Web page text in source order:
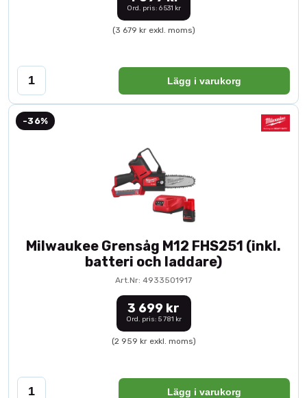
Ord. pris: 6 531 kr
(3 679 kr exkl. moms)
Lägg i varukorg
-36%
Milwaukee Grensåg M12 FHS251 (inkl.
batteri och laddare)
Art.Nr: 4933501917
3 699 kr
Ord. pris: 5 781 kr
(2 959 kr exkl. moms)
Lägg i varukorg